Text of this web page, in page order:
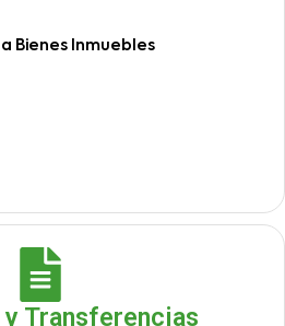
Bienes Inmuebles
Transferencias